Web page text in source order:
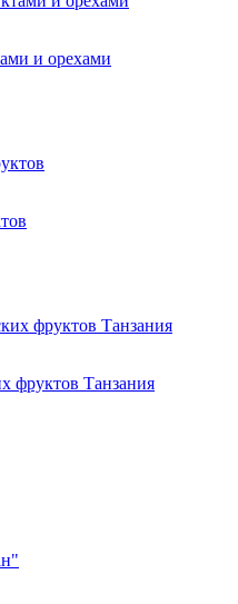
и орехами
фруктов Танзания